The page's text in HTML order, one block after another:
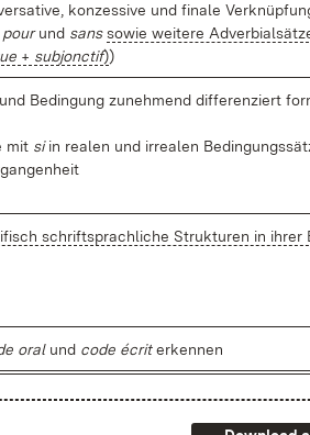
kon­zes­si­ve und fi­na­le
pourund sans so­wie wei­te­re
+ sub­jonc­tif))
Be­din­gung zu­neh­mend dif­fe­ren­ziert
mit siin rea­len und ir­rea­len
schrift­sprach­li­che Struk­tu­ren in ih­rer
oralund code écriter­ken­nen